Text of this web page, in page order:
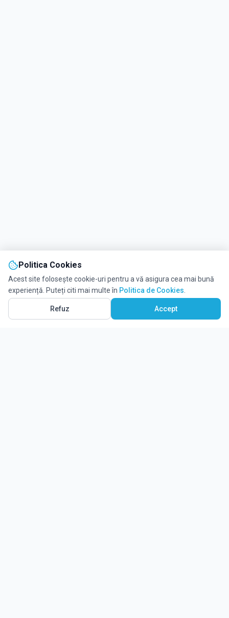
Politica Cookies
Acest site folosește cookie-uri pentru a vă asigura cea mai bună
experiență. Puteți citi mai multe în Politica de Cookies
Refuz Accept